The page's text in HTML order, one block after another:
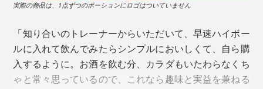
させ、極力加工せずに純度100％の粉末原料を製造。
徹底した品質へのこだわりで、世界最高品質をつくり出
しています。
実際の商品は、1点ずつのポーションにロゴはついていません
「知り合いのトレーナーからいただいて、早速ハイボー
ルに入れて飲んでみたらシンプルにおいしくて、自ら購
入するように。お酒を飲む分、カラダもいたわらなくち
ゃと常々思っているので、これなら趣味と実益を兼ねる